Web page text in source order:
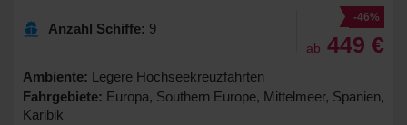
Anzahl Schiffe: 9
-46%
ab 449 €
Ambiente: Legere Hochseekreuzfahrten
Fahrgebiete: Europa, Southern Europe, Mittelmeer, Spanien,
Karibik